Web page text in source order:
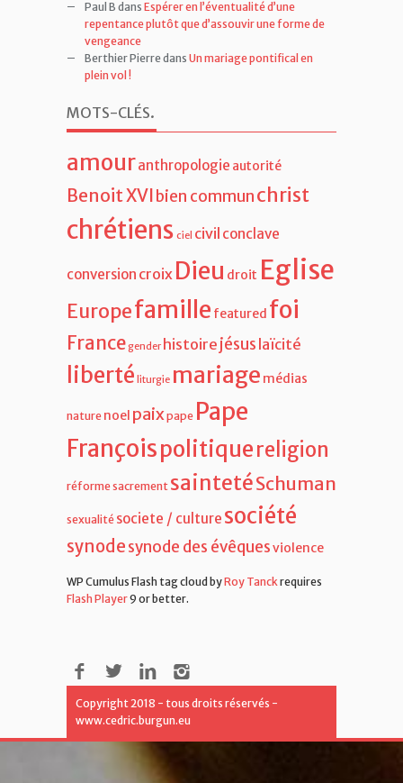
Paul B dans Espérer en l’éventualité d’une
repentance plutôt que d’assouvir une forme de
vengeance
Berthier Pierredans Un mariage pontifical en
plein vol !
MOTS-CLÉS.
amouranthropologie autorité
Benoit XVIbien communchrist
chrétiens ciel civil conclave
conversion croix Dieu droit Eglise
Europefamille featured foi
Francegender histoire jésus laïcité
liberté liturgie mariage médias
nature noel paixpape Pape
Françoispolitiquereligion
réformesacrement saintetéSchuman
sexualité societe / culture société
synodesynode des évêquesviolence
WP Cumulus Flash tag cloud byRoy Tanck requires
Flash Player9 or better.
Copyright 2018 - tous droits réservés -
www.cedric.burgun.eu